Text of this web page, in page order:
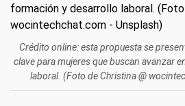
Crédito online: esta propuesta se
clave para mujeres que buscan avanzar
laboral. (Foto de Christina @